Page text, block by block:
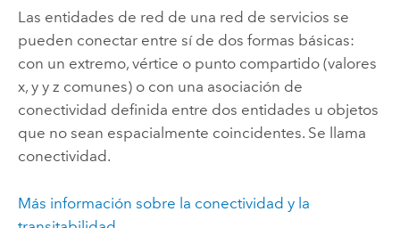
Las entidades de red de una red de servicios se
pueden conectar entre sí de dos formas básicas:
con un extremo, vértice o punto compartido (valores
x, y y z comunes) o con una asociación de
conectividad definida entre dos entidades u objetos
que no sean espacialmente coincidentes. Se llama
conectividad.
Más información sobre la conectividad y la